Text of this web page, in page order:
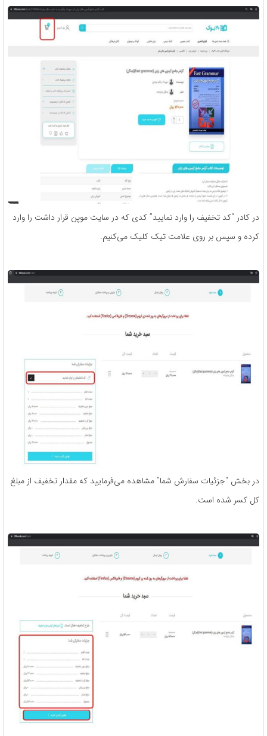
در کادر “کد تخفیف را وارد نمایید” کدی که در سایت موپن قرار داشت را وارد
کرده و سپس بر روی علامت تیک کلیک می‌کنیم.
در بخش “جزئیات سفارش شما” مشاهده می‌فرمایید که مقدار تخفیف از مبلغ
کل کسر شده است.